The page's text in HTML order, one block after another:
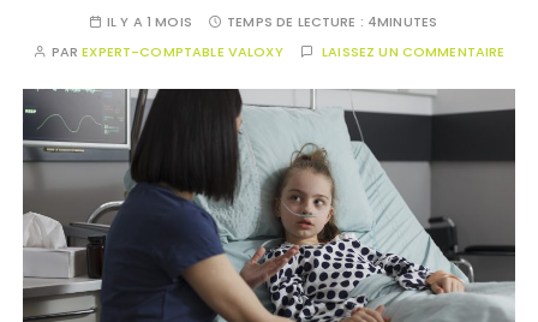
IL Y A 1 MOIS TEMPS DE LECTURE : 4MINUTES
PAREXPERT-COMPTABLE VALOXY LAISSEZ UN COMMENTAIRE